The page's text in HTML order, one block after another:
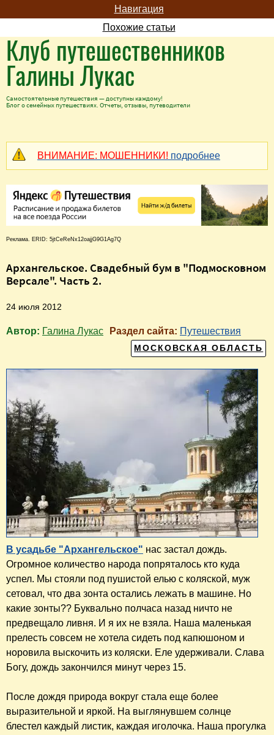
Навигация
Похожие статьи
Клуб путешественников
Галины Лукас
Самостоятельные путешествия — доступны каждому!
Блог о семейных путешествиях. Отчеты, отзывы, путеводители
ВНИМАНИЕ: МОШЕННИКИ! подробнее
Реклама. ERID: 5jtCeReNx12oajjG9G1Ag7Q
Архангельское. Свадебный бум в "Подмосковном
Версале". Часть 2.
24 июля 2012
Автор: Галина Лукас Раздел сайта: Путешествия
МОСКОВСКАЯ ОБЛАСТЬ
В усадьбе "Архангельское" нас застал дождь.
Огромное количество народа попряталось кто куда
успел. Мы стояли под пушистой елью с коляской, муж
сетовал, что два зонта остались лежать в машине. Но
какие зонты?? Буквально полчаса назад ничто не
предвещало ливня. И я их не взяла. Наша маленькая
прелесть совсем не хотела сидеть под капюшоном и
норовила выскочить из коляски. Еле удерживали. Слава
Богу, дождь закончился минут через 15.
После дождя природа вокруг стала еще более
выразительной и яркой. На выглянувшем солнце
блестел каждый листик, каждая иголочка. Наша прогулка